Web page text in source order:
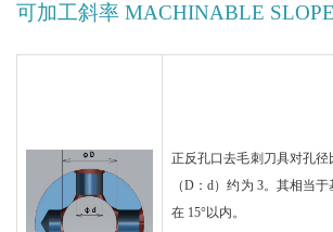
可加工斜率 MACHINABLE SLOPE
正反孔口去毛刺刀具对孔
（D：d）约为 3。其相当
在 15°以内。